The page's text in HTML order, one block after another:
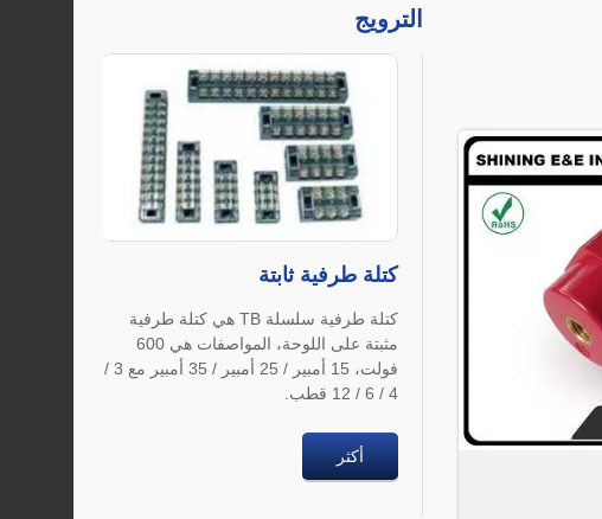
الترويج
كتلة طرفية ثابتة
كتلة طرفية سلسلة TB هي كتلة طرفية
مثبتة على اللوحة، المواصفات هي 600
فولت، 15 أمبير / 25 أمبير / 35 أمبير مع 3 /
4 / 6 / 12 قطب.
أكثر